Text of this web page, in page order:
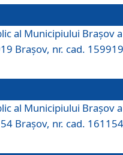
al Municipiului Braşov a
Brașov, nr. cad.
al Municipiului Braşov a
Brașov, nr. cad.